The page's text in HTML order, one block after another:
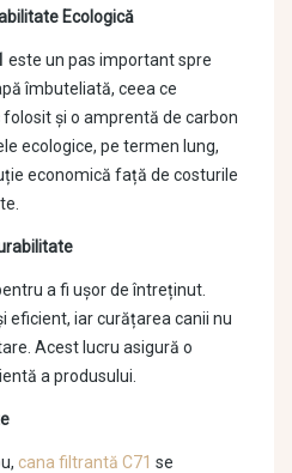
Ecologică
este un pas important spre
îmbuteliată, ceea ce
și o amprentă de carbon
ecologice, pe termen lung,
economică față de costurile
a fi ușor de întreținut.
eficient, iar curățarea canii nu
Acest lucru asigură o
a produsului.
cana filtrantă C71 se